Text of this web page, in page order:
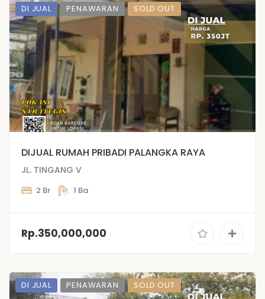
DI JUAL PENAWARAN SOLD OUT
DIJUAL RUMAH PRIBADI PALANGKA RAYA
JL. TINGANG V
2 Br 1 Ba
Rp.350,000,000
DI JUAL PENAWARAN SOLD OUT